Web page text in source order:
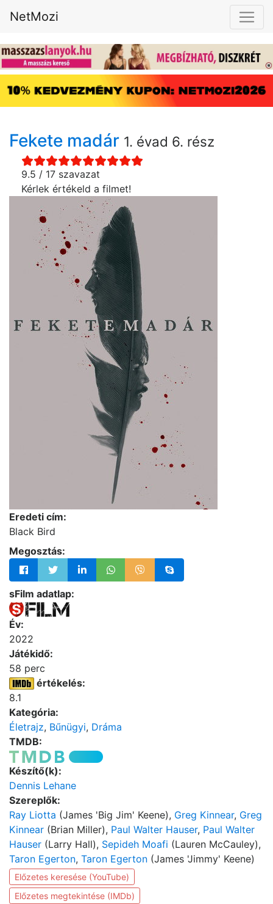
NetMozi
Fekete madár 1. évad 6. rész
9.5 / 17 szavazat
Kérlek értékeld a filmet!
Eredeti cím:
Black Bird
Megosztás:
sFilm adatlap:
Év:
2022
Játékidő:
58 perc
értékelés:
8.1
Kategória:
Életrajz, Bűnügyi, Dráma
TMDB:
Készítő(k):
Dennis Lehane
Szereplők:
Ray Liotta (James 'Big Jim' Keene), Greg Kinnear, Greg
Kinnear (Brian Miller), Paul Walter Hauser, Paul Walter
Hauser (Larry Hall), Sepideh Moafi (Lauren McCauley),
Taron Egerton, Taron Egerton (James 'Jimmy' Keene)
Előzetes keresése (YouTube)
Előzetes megtekintése (IMDb)